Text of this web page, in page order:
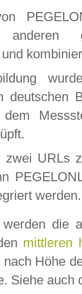
deutschen
URLs
werden.
werden die
mittleren
Höhe
Siehe auch